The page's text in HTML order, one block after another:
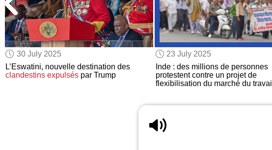
30 July 2025
L’Eswatini, nouvelle destination des
clandestins expulsés par Trump
23 July 2025
Inde : des millions de personnes
protestent contre un projet de
flexibilisation du marché du travail